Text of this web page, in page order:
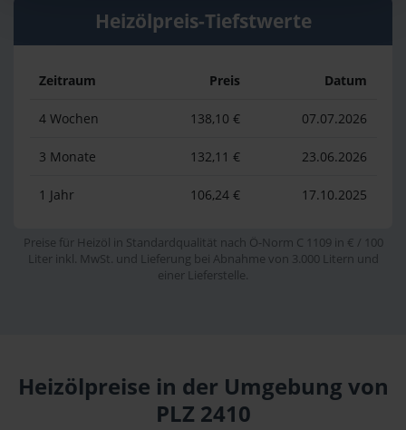
Heizölpreis-Tiefstwerte
Zeitraum Preis Datum
4 Wochen 138,10 € 07.07.2026
3 Monate 132,11 € 23.06.2026
1 Jahr 106,24 € 17.10.2025
Preise für Heizöl in Standardqualität nach Ö-Norm C 1109 in € / 100
Liter inkl. MwSt. und Lieferung bei Abnahme von 3.000 Litern und
einer Lieferstelle.
Heizölpreise in der Umgebung von
PLZ 2410